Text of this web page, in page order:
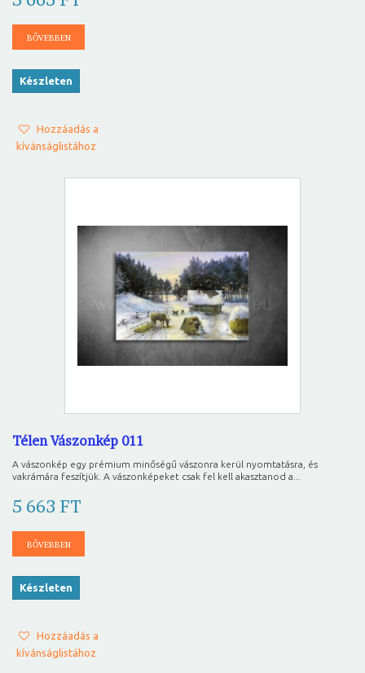
BŐVEBBEN
Készleten
Hozzáadás a
kívánságlistához
Télen Vászonkép 011
A vászonkép egy prémium minőségű vászonra kerül nyomtatásra, és
vakrámára feszítjük. A vászonképeket csak fel kell akasztanod a...
5 663 FT
BŐVEBBEN
Készleten
Hozzáadás a
kívánságlistához